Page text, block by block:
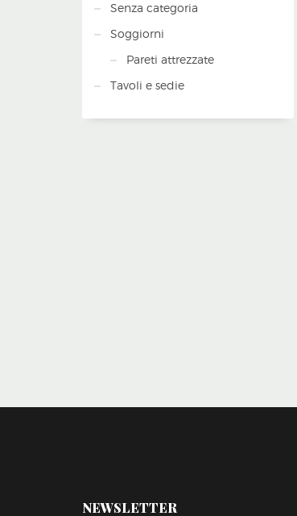
Senza categoria
Soggiorni
Pareti attrezzate
Tavoli e sedie
NEWSLETTER